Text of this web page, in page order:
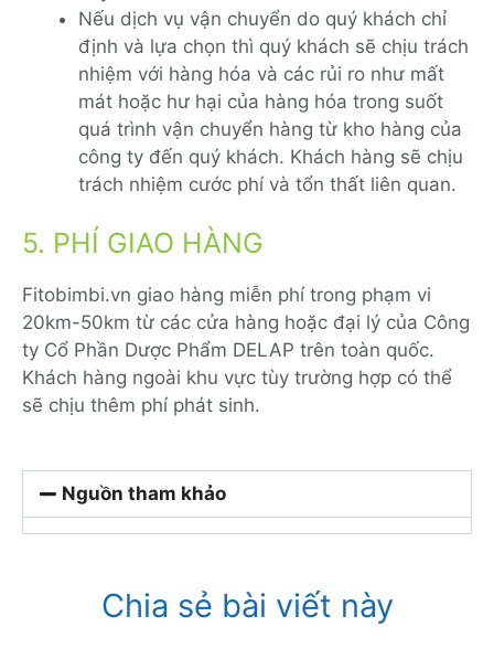
Nếu dịch vụ vận chuyển do quý khách chỉ
định và lựa chọn thì quý khách sẽ chịu trách
nhiệm với hàng hóa và các rủi ro như mất
mát hoặc hư hại của hàng hóa trong suốt
quá trình vận chuyển hàng từ kho hàng của
công ty đến quý khách. Khách hàng sẽ chịu
trách nhiệm cước phí và tổn thất liên quan.
5. PHÍ GIAO HÀNG
Fitobimbi.vn giao hàng miễn phí trong phạm vi
20km-50km từ các cửa hàng hoặc đại lý của Công
ty Cổ Phần Dược Phẩm DELAP trên toàn quốc.
Khách hàng ngoài khu vực tùy trường hợp có thể
sẽ chịu thêm phí phát sinh.
Nguồn tham khảo
Chia sẻ bài viết này